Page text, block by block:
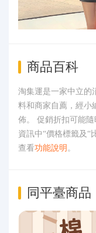
商品百科
淘集運是一家中立的
料和商家自薦，經小
佈。 促銷折扣可能
資訊中“價格標籤及“
查看功能說明 。
同平臺商品